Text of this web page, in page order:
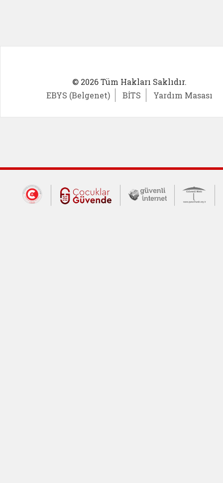
© 2026 Tüm Hakları Saklıdır.
EBYS (Belgenet)
BİTS Yardım Masası
Dış Bağlantılar
Cumhurbaşkanlığı İletişim Merkezi
Çocuklar Güvende (yeni
Güvenli